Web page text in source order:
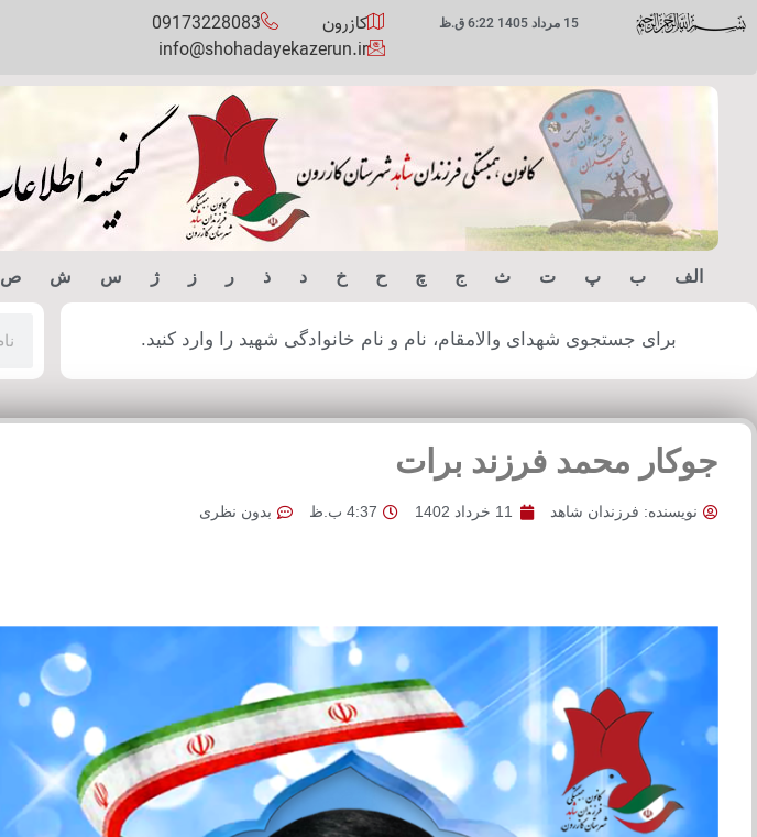
15 مرداد 1405 6:22 ق.ظ کازرون
09173228083
info@shohadayekazerun.ir
الف ب پ ت ث ج چ ح خ د ذ ر ز ژ س ش ص
برای جستجوی شهدای والامقام، نام و نام خانوادگی شهید را وارد کنید.
جوکار محمد فرزند برات
نویسنده: فرزندان شاهد 11 خرداد 1402 4:37 ب.ظ بدون نظری